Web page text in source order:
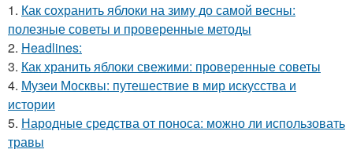
1. Как сохранить яблоки на зиму до самой весны:
полезные советы и проверенные методы
2. Headlines:
3. Как хранить яблоки свежими: проверенные советы
4. Музеи Москвы: путешествие в мир искусства и
истории
5. Народные средства от поноса: можно ли использовать
травы